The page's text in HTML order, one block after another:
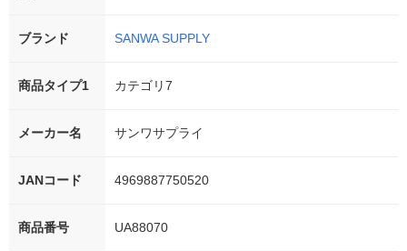
ブランド SANWA SUPPLY
商品タイプ1 カテゴリ7
メーカー名 サンワサプライ
JANコード 4969887750520
商品番号 UA88070